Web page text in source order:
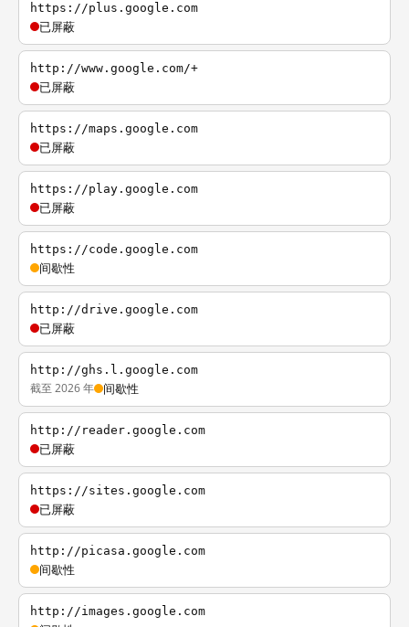
https://plus.google.com
已屏蔽
http://www.google.com/+
已屏蔽
https://maps.google.com
已屏蔽
https://play.google.com
已屏蔽
https://code.google.com
间歇性
http://drive.google.com
已屏蔽
http://ghs.l.google.com
截至 2026 年 间歇性
http://reader.google.com
已屏蔽
https://sites.google.com
已屏蔽
http://picasa.google.com
间歇性
http://images.google.com